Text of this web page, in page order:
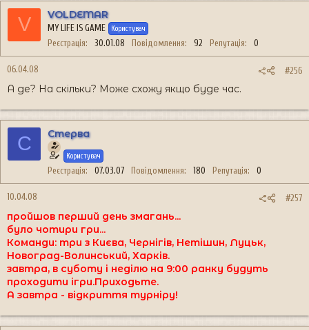
V VOLDEMAR
MY LIFE IS GAME Користувач
Реєстрація 30.01.08 Повідомлення 92 Репутація 0
06.04.08 #256
А де? На скільки? Може схожу якщо буде час.
С Стерва
Користувач
Реєстрація 07.03.07 Повідомлення 180 Репутація 0
10.04.08 #257
пройшов перший день змагань...
було чотири гри...
Команди: три з Києва, Чернігів, Нетішин, Луцьк,
Новоград-Волинський, Харків.
завтра, в суботу і неділю на 9:00 ранку будуть
проходити ігри.Приходьте.
А завтра - відкриття турніру!